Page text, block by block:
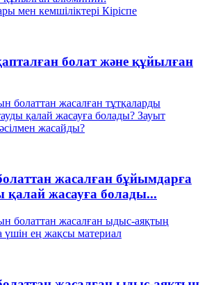
болат және құйылған
жасалған бұйымдарға
қалай жасауға болады...